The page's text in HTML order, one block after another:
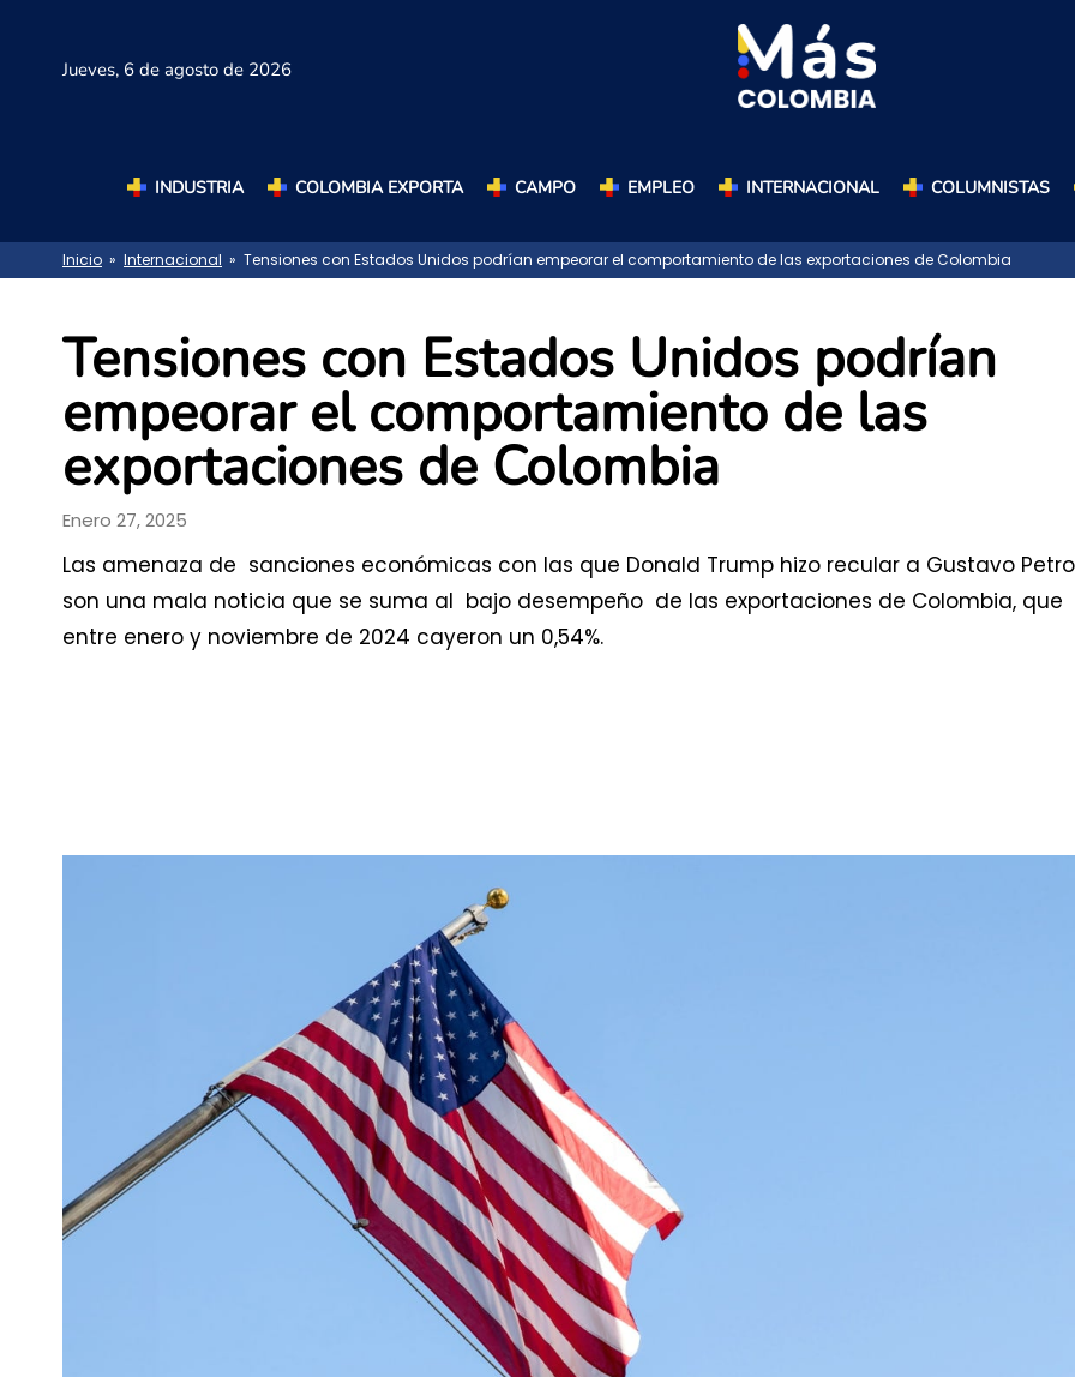
Jueves, 6 de agosto de 2026
INDUSTRIA COLOMBIA EXPORTA CAMPO EMPLEO INTERNACIONAL COLUMNISTAS
Inicio » Internacional » Tensiones con Estados Unidos podrían empeorar el comportamiento de las exportaciones de Colombia
Tensiones con Estados Unidos podrían
empeorar el comportamiento de las
exportaciones de Colombia
Enero 27, 2025
Las amenaza de sanciones económicas con las que Donald Trump hizo recular a Gustavo Petro
son una mala noticia que se suma al bajo desempeño de las exportaciones de Colombia, que
entre enero y noviembre de 2024 cayeron un 0,54%.